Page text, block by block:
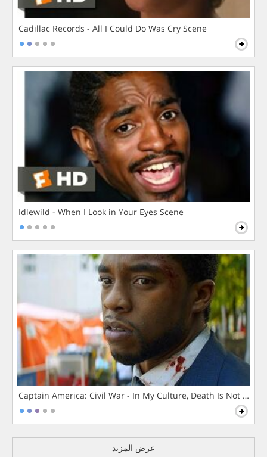
Cadillac Records - All I Could Do Was Cry Scene
Idlewild - When I Look in Your Eyes Scene
Captain America: Civil War - In My Culture, Death Is Not The
عرض المزيد